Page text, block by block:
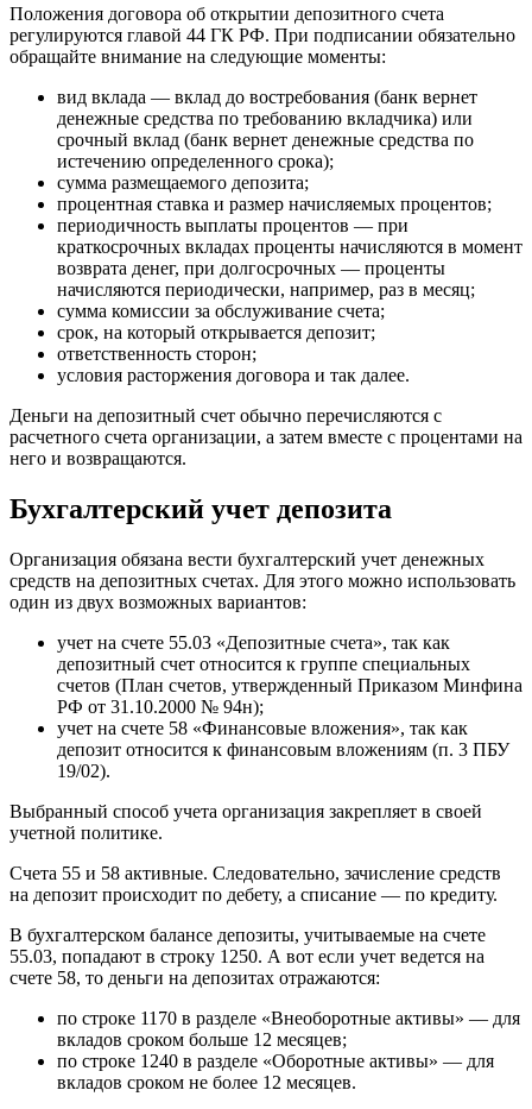
Положения договора об открытии депозитного счета
регулируются главой 44 ГК РФ. При подписании обязательно
обращайте внимание на следующие моменты:
вид вклада — вклад до востребования (банк вернет
денежные средства по требованию вкладчика) или
срочный вклад (банк вернет денежные средства по
истечению определенного срока);
сумма размещаемого депозита;
процентная ставка и размер начисляемых процентов;
периодичность выплаты процентов — при
краткосрочных вкладах проценты начисляются в момент
возврата денег, при долгосрочных — проценты
начисляются периодически, например, раз в месяц;
сумма комиссии за обслуживание счета;
срок, на который открывается депозит;
ответственность сторон;
условия расторжения договора и так далее.
Деньги на депозитный счет обычно перечисляются с
расчетного счета организации, а затем вместе с процентами на
него и возвращаются.
Бухгалтерский учет депозита
Организация обязана вести бухгалтерский учет денежных
средств на депозитных счетах. Для этого можно использовать
один из двух возможных вариантов:
учет на счете 55.03 «Депозитные счета», так как
депозитный счет относится к группе специальных
счетов (План счетов, утвержденный Приказом Минфина
РФ от 31.10.2000 № 94н);
учет на счете 58 «Финансовые вложения», так как
депозит относится к финансовым вложениям (п. 3 ПБУ
19/02).
Выбранный способ учета организация закрепляет в своей
учетной политике.
Счета 55 и 58 активные. Следовательно, зачисление средств
на депозит происходит по дебету, а списание — по кредиту.
В бухгалтерском балансе депозиты, учитываемые на счете
55.03, попадают в строку 1250. А вот если учет ведется на
счете 58, то деньги на депозитах отражаются:
по строке 1170 в разделе «Внеоборотные активы» — для
вкладов сроком больше 12 месяцев;
по строке 1240 в разделе «Оборотные активы» — для
вкладов сроком не более 12 месяцев.